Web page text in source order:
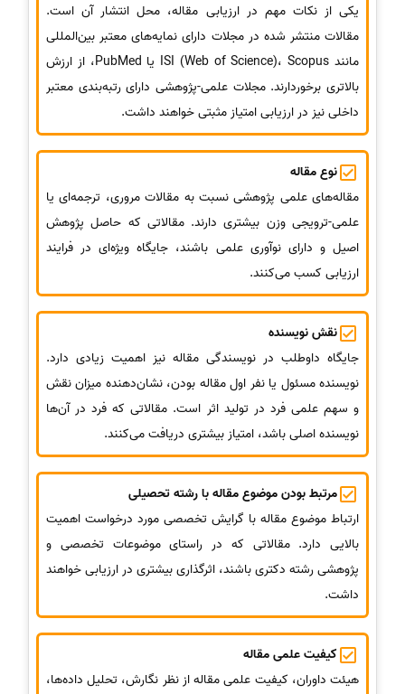
یکی از نکات مهم در ارزیابی مقاله، محل انتشار آن است.
مقالات منتشر شده در مجلات دارای نمایه‌های معتبر بین‌المللی
مانند ISI (Web of Science)، Scopus یا PubMed، از ارزش
بالاتری برخوردارند. مجلات علمی-پژوهشی دارای رتبه‌بندی معتبر
داخلی نیز در ارزیابی امتیاز مثبتی خواهند داشت.
نوع مقاله
مقاله‌های علمی پژوهشی نسبت به مقالات مروری، ترجمه‌ای یا
علمی-ترویجی وزن بیشتری دارند. مقالاتی که حاصل پژوهش
اصیل و دارای نوآوری علمی باشند، جایگاه ویژه‌ای در فرایند
ارزیابی کسب می‌کنند.
نقش نویسنده
جایگاه داوطلب در نویسندگی مقاله نیز اهمیت زیادی دارد.
نویسنده مسئول یا نفر اول مقاله بودن، نشان‌دهنده میزان نقش
و سهم علمی فرد در تولید اثر است. مقالاتی که فرد در آن‌ها
نویسنده اصلی باشد، امتیاز بیشتری دریافت می‌کنند.
مرتبط بودن موضوع مقاله با رشته تحصیلی
ارتباط موضوع مقاله با گرایش تخصصی مورد درخواست اهمیت
بالایی دارد. مقالاتی که در راستای موضوعات تخصصی و
پژوهشی رشته دکتری باشند، اثرگذاری بیشتری در ارزیابی خواهند
داشت.
کیفیت علمی مقاله
هیئت داوران، کیفیت علمی مقاله از نظر نگارش، تحلیل داده‌ها،